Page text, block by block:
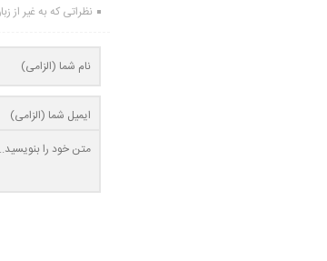
نظراتی که به غیر از